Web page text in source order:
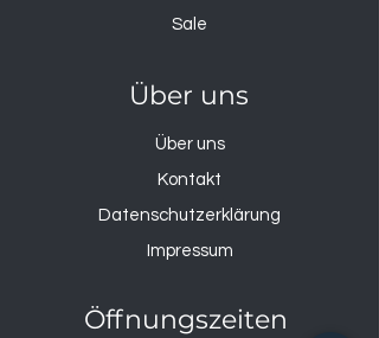
Sale
Über uns
Über uns
Kontakt
Datenschutzerklärung
Impressum
Öffnungszeiten